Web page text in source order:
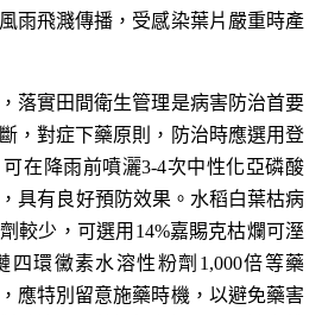
雨飛濺傳播，受感染葉片嚴重時產
實田間衛生管理是病害防治首要
，對症下藥原則，防治時應選用登
在降雨前噴灑3-4次中性化亞磷酸
具有良好預防效果。水稻白葉枯病
較少，可選用14%嘉賜克枯爛可溼
四環黴素水溶性粉劑1,000倍等藥
應特別留意施藥時機，以避免藥害